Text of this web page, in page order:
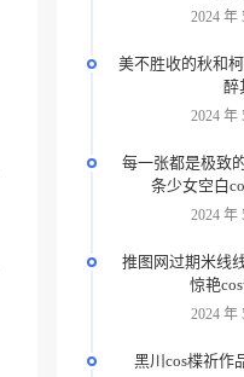
2024 年
美不胜收的秋和
醉
2024 年
每一张都是极致
条少女空白
2024 年
推图网过期米线
惊艳
2024 年
黑川cos楪祈作